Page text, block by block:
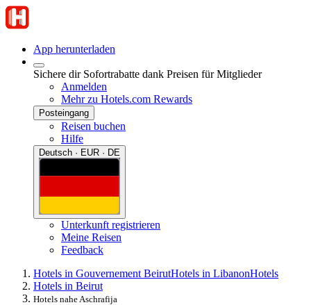
App herunterladen
Sichere dir Sofortrabatte dank Preisen für Mitglieder
Anmelden
Mehr zu Hotels.com Rewards
Posteingang
Reisen buchen
Hilfe
Deutsch · EUR · DE
Unterkunft registrieren
Meine Reisen
Feedback
Hotels in Gouvernement BeirutHotels in LibanonHotels
Hotels in Beirut
Hotels nahe Aschrafija